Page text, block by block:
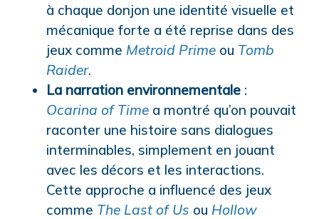
à chaque donjon une identité visuelle et
mécanique forte a été reprise dans des
jeux comme Metroid Prime ou Tomb
Raider.
La narration environnementale :
Ocarina of Time a montré qu’on pouvait
raconter une histoire sans dialogues
interminables, simplement en jouant
avec les décors et les interactions.
Cette approche a influencé des jeux
comme The Last of Us ou Hollow